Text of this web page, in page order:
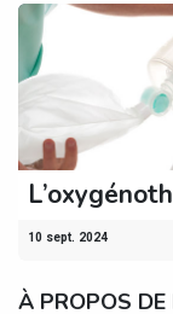
10 sept. 2024
À PROPOS